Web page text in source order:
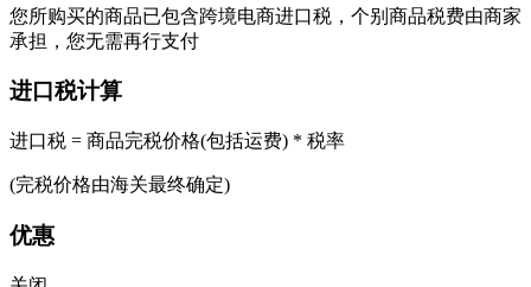
您所购买的商品已包含跨境电商进口税，个别商品税费由商家
承担，您无需再行支付
进口税计算
进口税 = 商品完税价格(包括运费) * 税率
(完税价格由海关最终确定)
优惠